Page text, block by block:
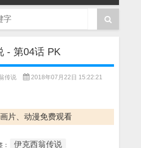
- 第04话 PK
传说
2018年07月22日 15:22:21
片、动漫免费观看
： 伊克西翁传说